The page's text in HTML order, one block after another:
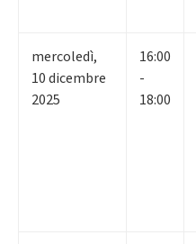
mercoledì,
10dicembre
2025
16:00
-
18:00